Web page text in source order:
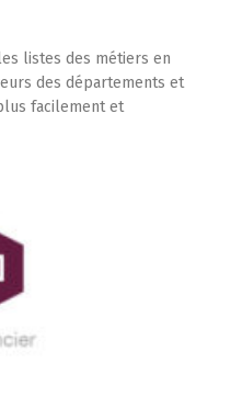
listes des métiers en
des départements et
facilement et